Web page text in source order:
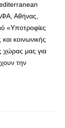
Αθήνας,
«Υποτροφίες
και κοινωνικής
χώρας μας για
την